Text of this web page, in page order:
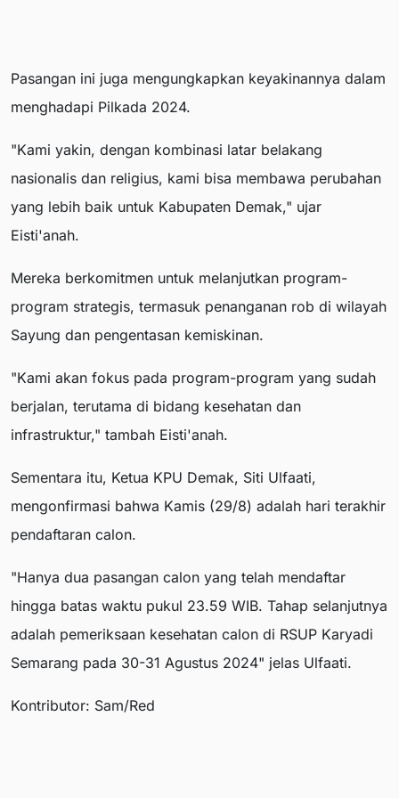
Pasangan ini juga mengungkapkan keyakinannya dalam
menghadapi Pilkada 2024.
"Kami yakin, dengan kombinasi latar belakang
nasionalis dan religius, kami bisa membawa perubahan
yang lebih baik untuk Kabupaten Demak," ujar
Eisti'anah.
Mereka berkomitmen untuk melanjutkan program-
program strategis, termasuk penanganan rob di wilayah
Sayung dan pengentasan kemiskinan.
"Kami akan fokus pada program-program yang sudah
berjalan, terutama di bidang kesehatan dan
infrastruktur," tambah Eisti'anah.
Sementara itu, Ketua KPU Demak, Siti Ulfaati,
mengonfirmasi bahwa Kamis (29/8) adalah hari terakhir
pendaftaran calon.
"Hanya dua pasangan calon yang telah mendaftar
hingga batas waktu pukul 23.59 WIB. Tahap selanjutnya
adalah pemeriksaan kesehatan calon di RSUP Karyadi
Semarang pada 30-31 Agustus 2024" jelas Ulfaati.
Kontributor: Sam/Red